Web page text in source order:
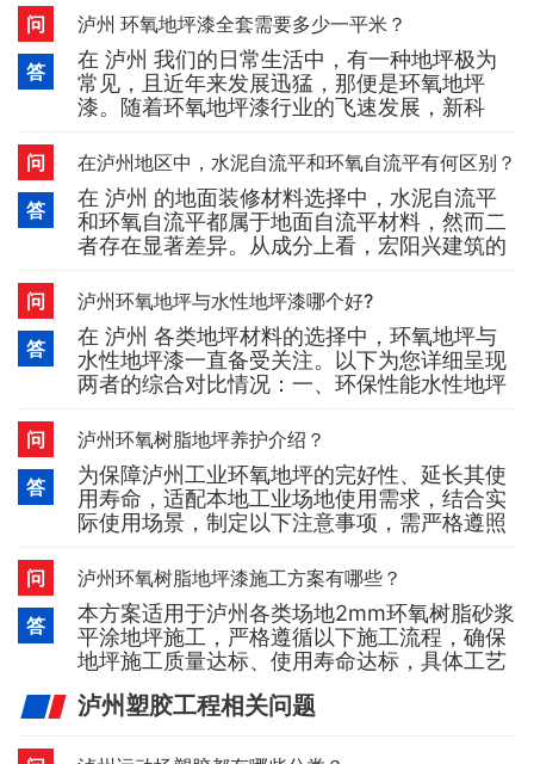
区域清洁无杂物，地基平整坚实。根据设计要
求，计算所需材料比例，包括水泥、水、发泡
剂等，确保每一步都建立在坚实的基
问
答
泸州 环氧地坪漆全套需要多少一平米？
在 泸州 我们的日常生活中，有一种地坪极为
常见，且近年来发展迅猛，那便是环氧地坪
漆。随着环氧地坪漆行业的飞速发展，新科
发激烈。借着这股发展潮流，中国的地坪漆行
业从无到有，如今已取得重大突破。越来越多
位于 泸州 的工厂、地下车库、地下室、办公
室等场所，都开始使用环氧地坪漆，在生活中
随处可见。现在，有些朋友
问
答
在泸州地区中，水泥自流平和环氧自流平有何区别？
在 泸州 的地面装修材料选择中，水泥自流平
和环氧自流平都属于地面自流平材料，然而二
者存在显著差异。从成分上看，宏阳兴建筑的
剂构成；而环氧自流平则是由环氧树脂、固化
剂和填料组成。基于成分的不同，在性能方
面，环氧自流平在耐磨性、耐腐蚀性以及抗压
强度等方面，相较于水泥自流平更为出色。施
工过程也大不相同。宏阳兴建筑环氧
问
答
泸州环氧地坪与水性地坪漆哪个好?
在 泸州 各类地坪材料的选择中，环氧地坪与
水性地坪漆一直备受关注。以下为您详细呈现
两者的综合对比情况：一、环保性能水性地坪
VOC（挥发性有机化合物）含量极低，几乎没
有刺激性气味，无毒无害，完全符合环保标
准。这种特性使得它特别适用于 泸州 对空气
质量较为敏感的场所，如家庭、医院、学校
等。环氧地坪漆（油性）
问
答
泸州环氧树脂地坪养护介绍？
为保障泸州工业环氧地坪的完好性、延长其使
用寿命，适配本地工业场地使用需求，结合实
际使用场景，制定以下注意事项，需严格遵照
地坪区域的行人，在现场条件允许的情况下穿
着软底鞋；进入前务必清理干净鞋底附着的砂
粒等硬质杂物，有效减少锐利物体对地坪表面
的划伤，降低地坪磨损。二、物品搬运与重物
管控2. 搬运各类物
问
答
泸州环氧树脂地坪漆施工方案有哪些？
本方案适用于泸州各类场地2mm环氧树脂砂浆
平涂地坪施工，严格遵循以下施工流程，确保
地坪施工质量达标、使用寿命达标，具体工艺
地的基层进行全面彻底检查，采用无尘打磨机
的尘土、松动的混凝土表层、油脂、水泥浆、
泸州塑胶工程相关问题